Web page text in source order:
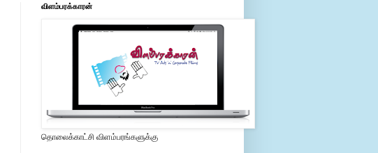
விளம்பரக்காரன்
தொலைக்காட்சி விளம்பரங்களுக்கு